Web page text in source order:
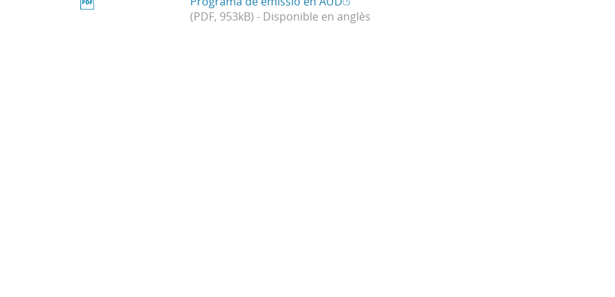
(PDF, 953kB) - Disponible en anglès